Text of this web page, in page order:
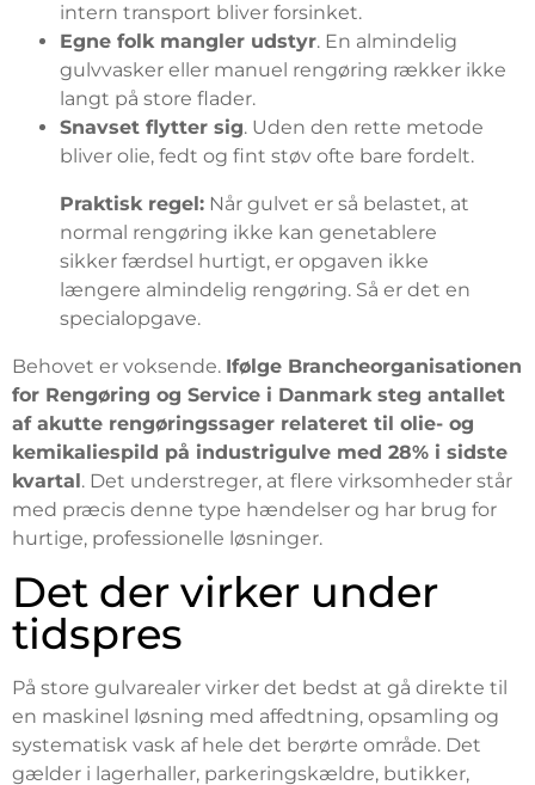
intern transport bliver forsinket.
Egne folk mangler udstyr. En almindelig
gulvvasker eller manuel rengøring rækker ikke
langt på store flader.
Snavset flytter sig. Uden den rette metode
bliver olie, fedt og fint støv ofte bare fordelt.
Praktisk regel: Når gulvet er så belastet, at
normal rengøring ikke kan genetablere
sikker færdsel hurtigt, er opgaven ikke
længere almindelig rengøring. Så er det en
specialopgave.
Behovet er voksende. Ifølge Brancheorganisationen
for Rengøring og Service i Danmark steg antallet
af akutte rengøringssager relateret til olie- og
kemikaliespild på industrigulve med 28% i sidste
kvartal . Det understreger, at flere virksomheder står
med præcis denne type hændelser og har brug for
hurtige, professionelle løsninger.
Det der virker under
tidspres
På store gulvarealer virker det bedst at gå direkte til
en maskinel løsning med affedtning, opsamling og
systematisk vask af hele det berørte område. Det
gælder i lagerhaller, parkeringskældre, butikker,